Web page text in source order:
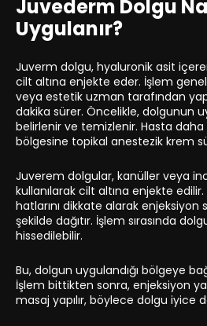
Juvederm Dolgu
Uygulanır?
Juverm dolgu, hyaluronik asit
cilt altına enjekte eder. İşlem
veya estetik uzman tarafından
dakika sürer. Öncelikle, dolgunun
belirlenir ve temizlenir. Hasta
bölgesine topikal anestezik krem
Juverem dolgular, kanüller veya
kullanılarak cilt altına enjekte
hatlarını dikkate alarak enjeksiyon
şekilde dağıtır. İşlem sırasında
hissedilebilir.
Bu, dolgun uygulandığı bölgeye
İşlem bittikten sonra, enjeksiyon
masaj yapılır, böylece dolgu iyice